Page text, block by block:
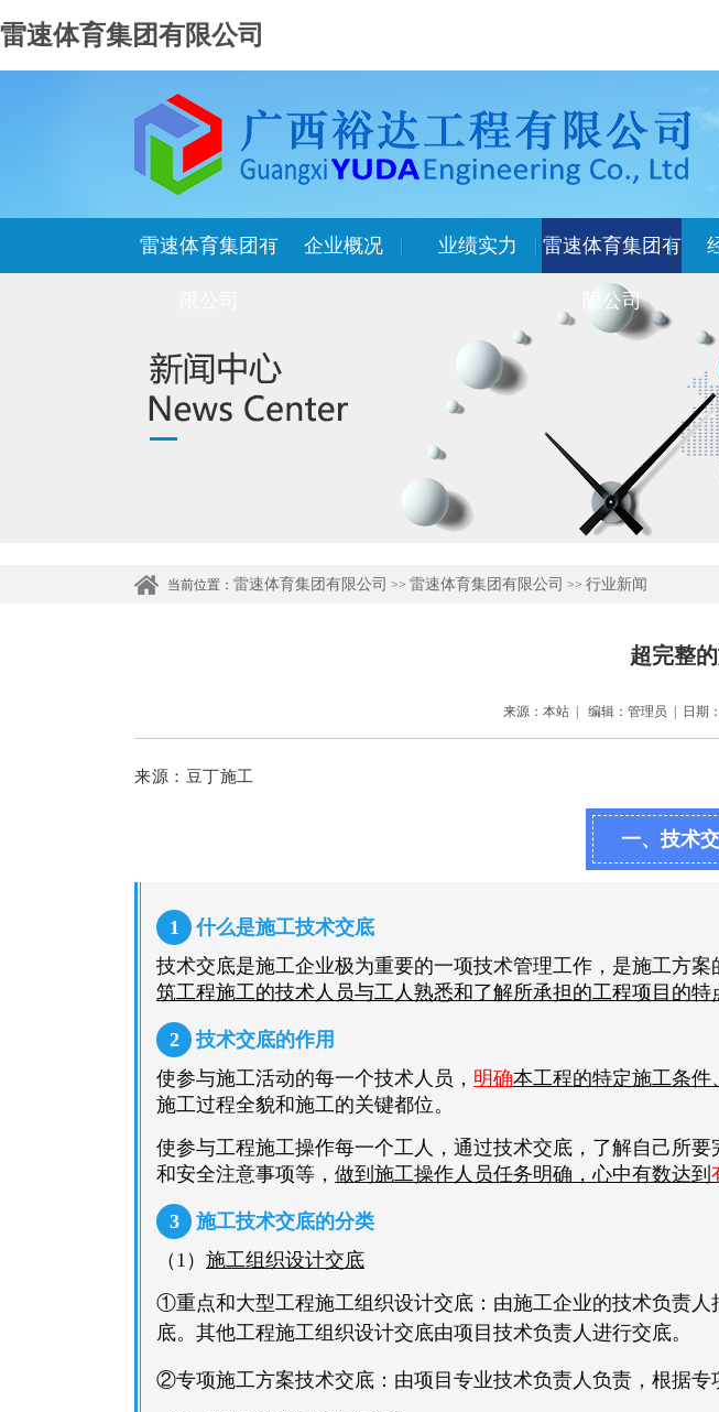
雷速体育集团有限公司
雷速体育集团有 企业概况 业绩实力 雷速体育集团有
限公司
当前位置： 雷速体育集团有限公司 >> 雷速体育集团有限公司 >> 行业新闻
超完整
来源：本站 | 编辑：管理员 | 日期
来源： 豆丁施工
一、技术
1
什么是施工技术交底
技术交底是施工企业极为重要的一项技术管理工作，是施工方
筑工程施工的技术人员与工人熟悉和了解所承担的工程项目的
2
技术交底的作用
使参与施工活动的每一个技术人员， 明确本工程的特定施工条件
施工过程全貌和施工的关键都位。
使参与工程施工操作每一个工人，通过技术交底，了解自己所
和安全注意事项等， 做到施工操作人员任务明确，心中有数达到
3
施工技术交底的分类
（1） 施工组织设计交底
①重点和大型工程施工组织设计交底：由施工企业的技术负责
底。 其他工程施工组织设计交底由项目技术负责人进行交底。
②专项施工方案技术交底：由项目专业技术负责人负责，根据专